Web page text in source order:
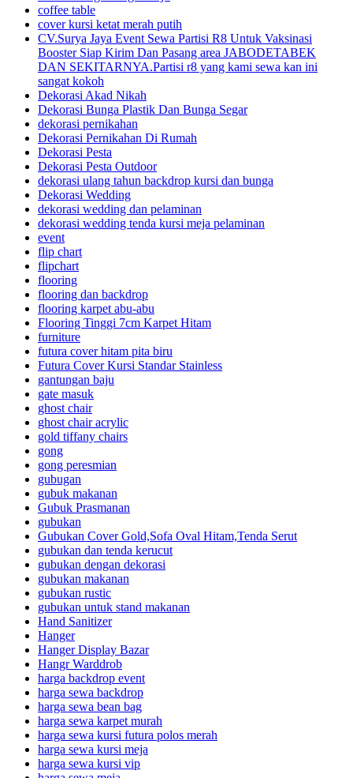
coffee table
cover kursi ketat merah putih
CV.Surya Jaya Event Sewa Partisi R8 Untuk Vaksinasi
Booster Siap Kirim Dan Pasang area JABODETABEK
DAN SEKITARNYA.Partisi r8 yang kami sewa kan ini
sangat kokoh
Dekorasi Akad Nikah
Dekorasi Bunga Plastik Dan Bunga Segar
dekorasi pernikahan
Dekorasi Pernikahan Di Rumah
Dekorasi Pesta
Dekorasi Pesta Outdoor
dekorasi ulang tahun backdrop kursi dan bunga
Dekorasi Wedding
dekorasi wedding dan pelaminan
dekorasi wedding tenda kursi meja pelaminan
event
flip chart
flipchart
flooring
flooring dan backdrop
flooring karpet abu-abu
Flooring Tinggi 7cm Karpet Hitam
furniture
futura cover hitam pita biru
Futura Cover Kursi Standar Stainless
gantungan baju
gate masuk
ghost chair
ghost chair acrylic
gold tiffany chairs
gong
gong peresmian
gubugan
gubuk makanan
Gubuk Prasmanan
gubukan
Gubukan Cover Gold,Sofa Oval Hitam,Tenda Serut
gubukan dan tenda kerucut
gubukan dengan dekorasi
gubukan makanan
gubukan rustic
gubukan untuk stand makanan
Hand Sanitizer
Hanger
Hanger Display Bazar
Hangr Warddrob
harga backdrop event
harga sewa backdrop
harga sewa bean bag
harga sewa karpet murah
harga sewa kursi futura polos merah
harga sewa kursi meja
harga sewa kursi vip